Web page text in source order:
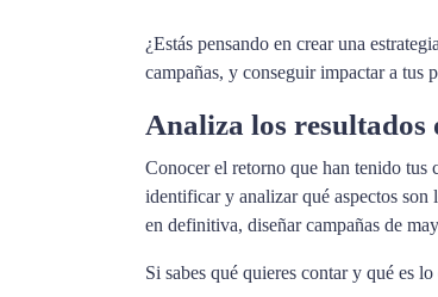
¿Estás pensando en crear una
campañas, y conseguir impactar a tus
Analiza los resultados
Conocer el retorno que han tenido tus
identificar y analizar qué aspectos son
en definitiva, diseñar campañas de
Si sabes qué quieres contar y qué es